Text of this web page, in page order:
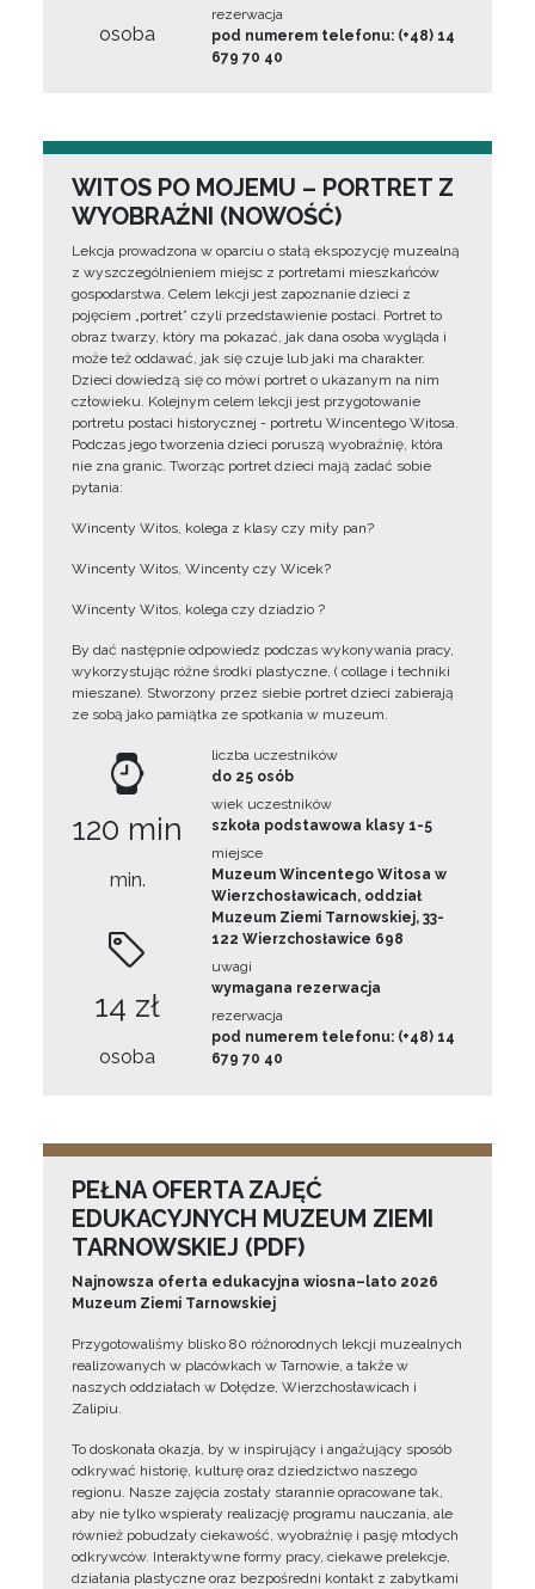
osoba
rezerwacja
pod numerem telefonu: (+48) 14
679 70 40
WITOS PO MOJEMU – PORTRET Z
WYOBRAŹNI (NOWOŚĆ)
Lekcja prowadzona w oparciu o stałą ekspozycję muzealną
z wyszczególnieniem miejsc z portretami mieszkańców
gospodarstwa. Celem lekcji jest zapoznanie dzieci z
pojęciem „portret” czyli przedstawienie postaci. Portret to
obraz twarzy, który ma pokazać, jak dana osoba wygląda i
może też oddawać, jak się czuje lub jaki ma charakter.
Dzieci dowiedzą się co mówi portret o ukazanym na nim
człowieku. Kolejnym celem lekcji jest przygotowanie
portretu postaci historycznej - portretu Wincentego Witosa.
Podczas jego tworzenia dzieci poruszą wyobraźnię, która
nie zna granic. Tworząc portret dzieci mają zadać sobie
pytania:
Wincenty Witos, kolega z klasy czy miły pan?
Wincenty Witos, Wincenty czy Wicek?
Wincenty Witos, kolega czy dziadzio ?
By dać następnie odpowiedz podczas wykonywania pracy,
wykorzystując różne środki plastyczne, ( collage i techniki
mieszane). Stworzony przez siebie portret dzieci zabierają
ze sobą jako pamiątka ze spotkania w muzeum.
120 min
min.
14 zł
osoba
liczba uczestników
do 25 osób
wiek uczestników
szkoła podstawowa klasy 1-5
miejsce
Muzeum Wincentego Witosa w
Wierzchosławicach, oddział
Muzeum Ziemi Tarnowskiej, 33-
122 Wierzchosławice 698
uwagi
wymagana rezerwacja
rezerwacja
pod numerem telefonu: (+48) 14
679 70 40
PEŁNA OFERTA ZAJĘĆ
EDUKACYJNYCH MUZEUM ZIEMI
TARNOWSKIEJ (PDF)
Najnowsza oferta edukacyjna wiosna–lato 2026
Muzeum Ziemi Tarnowskiej
Przygotowaliśmy blisko 80 różnorodnych lekcji muzealnych
realizowanych w placówkach w Tarnowie, a także w
naszych oddziałach w Dołędze, Wierzchosławicach i
Zalipiu.
To doskonała okazja, by w inspirujący i angażujący sposób
odkrywać historię, kulturę oraz dziedzictwo naszego
regionu. Nasze zajęcia zostały starannie opracowane tak,
aby nie tylko wspierały realizację programu nauczania, ale
również pobudzały ciekawość, wyobraźnię i pasję młodych
odkrywców. Interaktywne formy pracy, ciekawe prelekcje,
działania plastyczne oraz bezpośredni kontakt z zabytkami